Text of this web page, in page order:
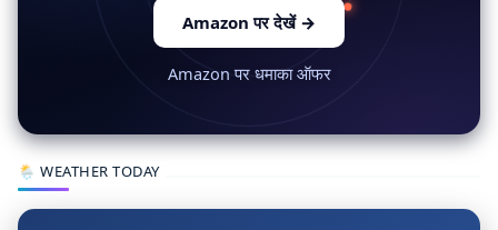
Amazon पर देखें →
Amazon पर धमाका ऑफर
🌦 WEATHER TODAY